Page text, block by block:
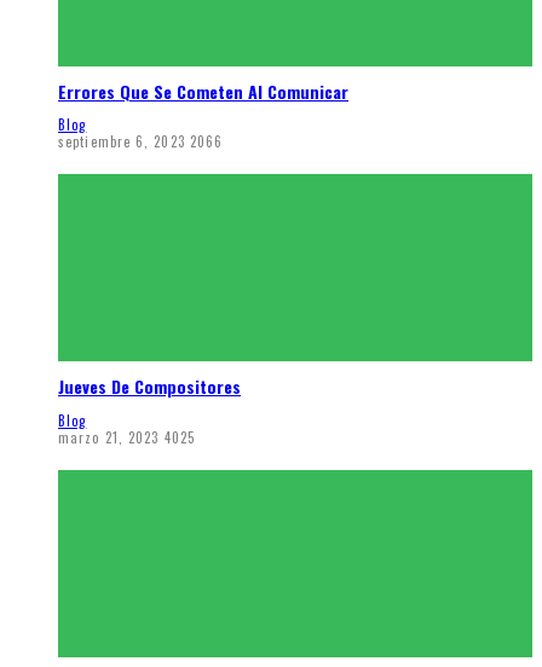
Errores Que Se Cometen Al Comunicar
Blog
septiembre 6, 2023 2066
Jueves De Compositores
Blog
marzo 21, 2023 4025